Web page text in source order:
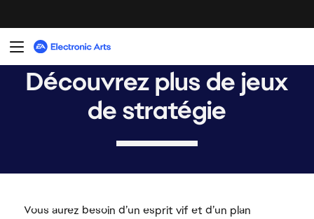
Vous aurez besoin d’un esprit vif et d’un plan